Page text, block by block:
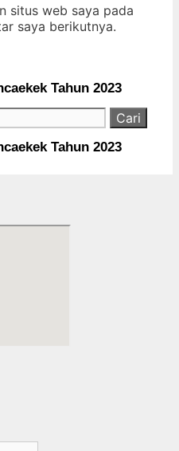
situs web saya pada
saya berikutnya.
Tahun 2023
Tahun 2023